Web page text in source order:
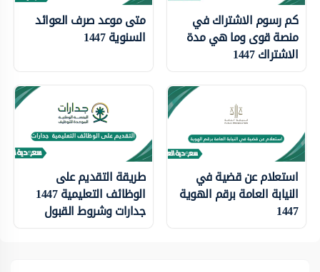
كم رسوم الاشتراك في
منصة قوى وما هي مدة
الاشتراك 1447
متى موعد صرف العوائد
السنوية 1447
استعلام عن قضية في
النيابة العامة برقم الهوية
1447
طريقة التقديم على
الوظائف التعليمية 1447
جدارات وشروط القبول